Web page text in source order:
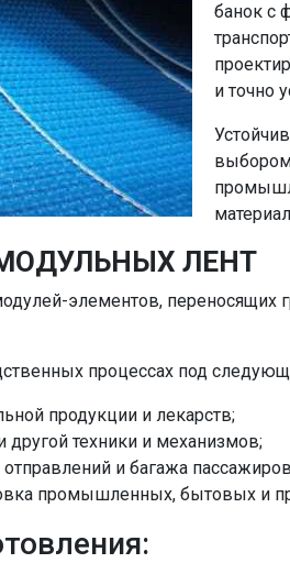
банок с
и точно
ЛЕНТ
элементов, переносящих
процессах под
продукции и лекарств;
другой техники и механизмов;
и багажа
промышленных, бытовых и